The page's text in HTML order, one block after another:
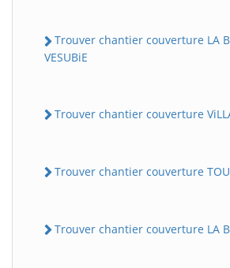
Trouver chantier couverture LA
VESUBiE
Trouver chantier couverture
Trouver chantier couverture
Trouver chantier couverture LA
B Assistant en ligne